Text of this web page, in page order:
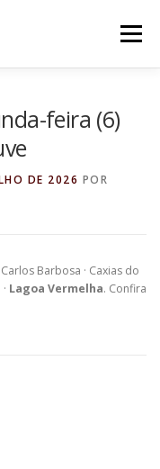
Menu
feira (6)
DE 2026 POR
Barbosa · Caxias do
Lagoa Vermelha. Confira